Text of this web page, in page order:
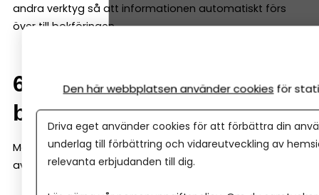
andra verktyg så att informationen automatiskt förs
över till bokföringen.
6. Automatisering av
bokföringen
Moderna bokföringsprogram kan automatisera mycket
av bokföringen. Till exempel kan systemet:
Den här webbplatsen använder cookies för
Driva eget använder cookies för att förbättra din
underlag till förbättring och vidareutveckling av
relevanta erbjudanden till dig.